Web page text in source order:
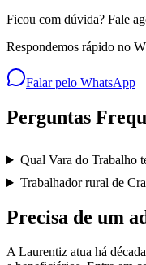
Ficou com dúvida? Fale
Respondemos rápido no
Falar pelo WhatsApp
Perguntas
Qual Vara do Trabalho
Trabalhador rural de
Precisa de um
A Laurentiz atua há